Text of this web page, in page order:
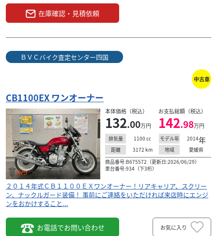
在庫確認・見積依頼
ＢＶＣバイク査定センター四国
中古車
CB1100EX ワンオーナー
本体価格（税込）
132.00万円
お支払総額（税込）
142.98万円
排気量 1100 cc モデル年 2014年
距離 3172 km 地域
愛媛県
商品番号:B675572（更新日:2026/06/29）
車台番号:934（下3桁）
２０１４年式ＣＢ１１００ＥＸワンオーナー！リアキャリア、スクリー
ン、ナックルガード装備！ 事前にご連絡をいただければ来店時にエンジ
ンをおかけすること...
お電話でお問い合わせ お気に入り